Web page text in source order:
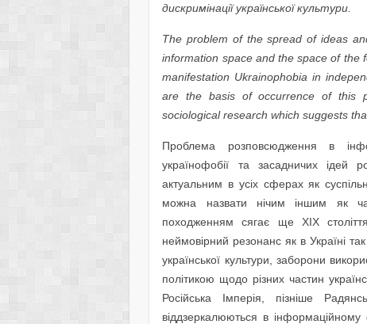
дискримінації української культури.
The problem of the spread of ideas
information space and the space of the
manifestation Ukrainophobia in
are the basis of occurrence of this
sociological research which suggests
Проблема розповсюдження в
українофобії та засадничих ідей
актуальним в усіх сферах як
можна назвати нічим іншим як
походженням сягає ще ХІХ
неймовірний резонанс як в Україні так
української культури, заборони
політикою щодо різних частин
Російська Імперія, пізніше
віддзеркалюються в